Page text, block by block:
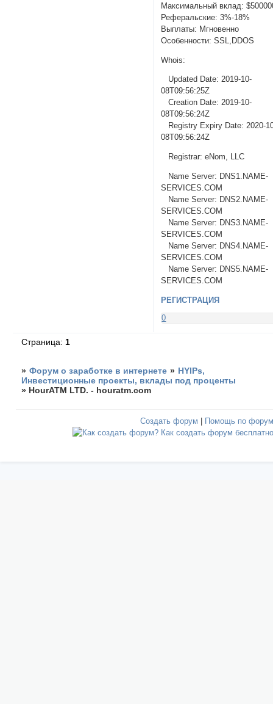
Максимальный вклад:
Реферальские: 3%-18%
Выплаты: Мгновенно
Особенности: SSL,DDOS
Whois:
Updated Date: 2019-10-
08T09:56:25Z
Creation Date: 2019-10-
08T09:56:24Z
Registry Expiry Date: 2020-
08T09:56:24Z
Registrar: eNom, LLC
Name Server: DNS1.NAME-
SERVICES.COM
Name Server: DNS2.NAME-
SERVICES.COM
Name Server: DNS3.NAME-
SERVICES.COM
Name Server: DNS4.NAME-
SERVICES.COM
Name Server: DNS5.NAME-
SERVICES.COM
РЕГИСТРАЦИЯ
0
Страница: 1
» Форум о заработке в интернете » HYIPs,
Инвестиционные проекты, вклады под проценты
» HourATM LTD. - houratm.com
Создать форум Помощь по